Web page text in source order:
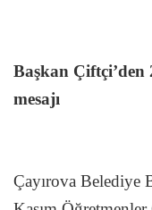
Başkan Çiftçi’den
mesajı
Çayırova Belediye